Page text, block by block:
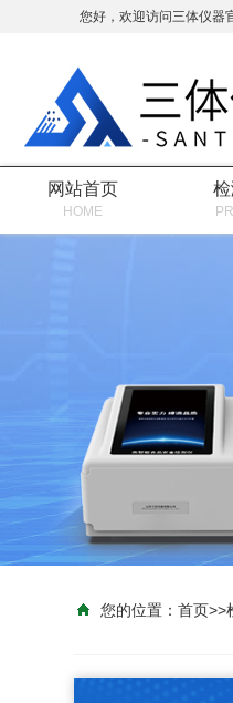
您好，欢迎访问三体仪器
网站首页
HOME
您的位置：首页>>